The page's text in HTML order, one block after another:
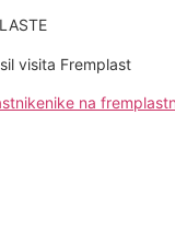
nikenike na fremplast